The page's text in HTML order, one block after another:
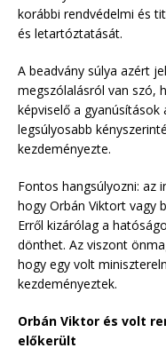
korábbi rendvédelmi és
és letartóztatását.
A beadvány súlya azért
megszólalásról van szó,
képviselő a
legsúlyosabb
kezdeményezte.
Fontos hangsúlyozni: az
hogy Orbán Viktort vagy
Erről kizárólag a
dönthet. Az viszont
hogy egy volt
kezdeményeztek.
Orbán Viktor és volt
előkerült